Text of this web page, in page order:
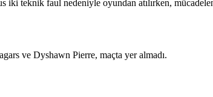
iki teknik faul nedeniyle oyundan atılırken,
ve Dyshawn Pierre, maçta yer almadı.